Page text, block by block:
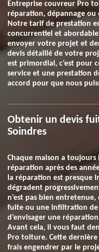
Entreprise couvreur Pro
réparation, dépannage
Notre tarif de prestation
concurrentiel et
envoyer votre projet et
devis détaillé de votre
est primordial, c’est pour
service et une prestation
accord pour que nous
Obtenir un devis
Soindres
Chaque maison a
réparation après des
la réparation est presque
dégradent
n’est pas bien
fuite ou une infiltration
d’envisager une
Avant cela, il vous faut
Pro toiture. Cette
frais engendrer par le